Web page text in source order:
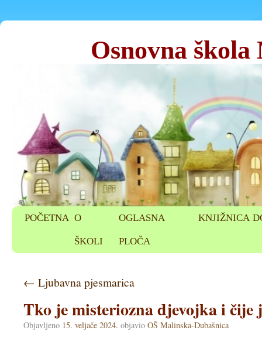
Osnovna
POČETNA O
ŠKOLI
OGLASNA
PLOČA
KNJIŽNICA
← Ljubavna pjesmarica
Tko je misteriozna djevojka i čije
Objavljeno 15. veljače 2024. objavio OŠ Malinska-Dubašnica